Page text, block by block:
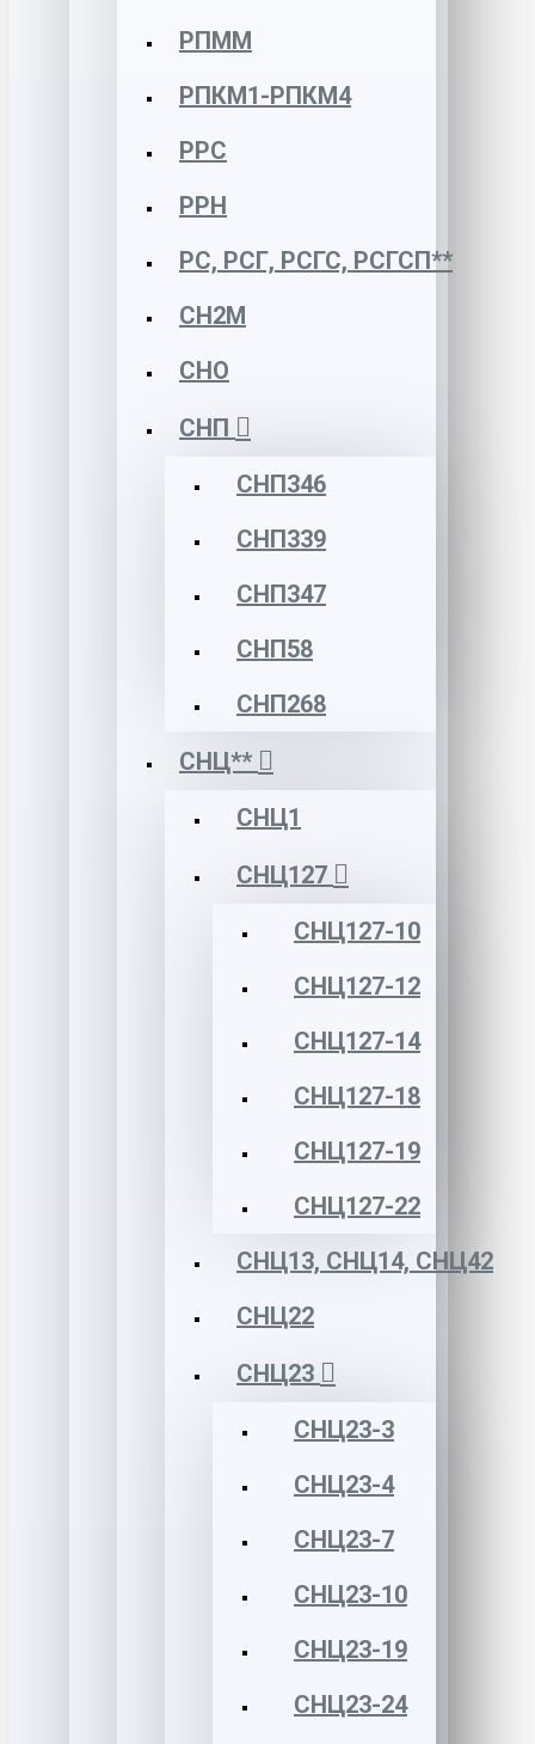
РПММ
РПКМ1-РПКМ4
РРС
РРН
РС, РСГ, РСГС, РСГСП**
СН2М
СНО
СНП
СНП346
СНП339
СНП347
СНП58
СНП268
СНЦ**
СНЦ1
СНЦ127
СНЦ127-10
СНЦ127-12
СНЦ127-14
СНЦ127-18
СНЦ127-19
СНЦ127-22
СНЦ13, СНЦ14, СНЦ42
СНЦ22
СНЦ23
СНЦ23-3
СНЦ23-4
СНЦ23-7
СНЦ23-10
СНЦ23-19
СНЦ23-24